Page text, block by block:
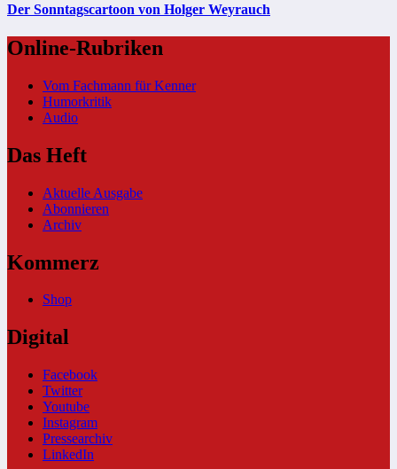
Der Sonntagscartoon von Holger Weyrauch
Online-Rubriken
Vom Fachmann für Kenner
Humorkritik
Audio
Das Heft
Aktuelle Ausgabe
Abonnieren
Archiv
Kommerz
Shop
Digital
Facebook
Twitter
Youtube
Instagram
Pressearchiv
LinkedIn